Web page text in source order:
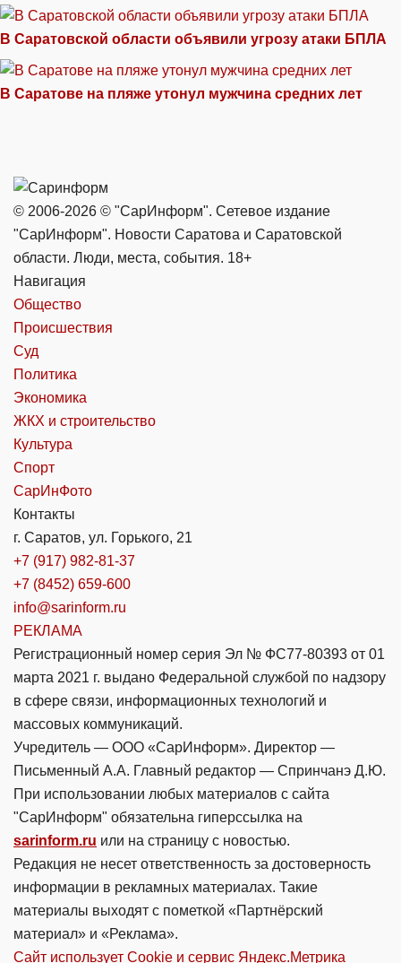
В Саратовской области объявили угрозу атаки БПЛА
В Саратове на пляже утонул мужчина средних лет
© 2006-2026 © "СарИнформ". Сетевое издание
"СарИнформ". Новости Саратова и Саратовской
области. Люди, места, события. 18+
Навигация
Общество
Происшествия
Суд
Политика
Экономика
ЖКХ и строительство
Культура
Спорт
СарИнФото
Контакты
г. Саратов, ул. Горького, 21
+7 (917) 982-81-37
+7 (8452) 659-600
info@sarinform.ru
РЕКЛАМА
Регистрационный номер серия Эл № ФС77-80393 от 01
марта 2021 г. выдано Федеральной службой по надзору
в сфере связи, информационных технологий и
массовых коммуникаций.
Учредитель — ООО «СарИнформ». Директор —
Письменный А.А. Главный редактор — Спринчанэ Д.Ю.
При использовании любых материалов с сайта
"СарИнформ" обязательна гиперссылка на
sarinform.ru или на страницу с новостью.
Редакция не несет ответственность за достоверность
информации в рекламных материалах. Такие
материалы выходят с пометкой «Партнёрский
материал» и «Реклама».
Сайт использует Cookie и сервиc Яндекс.Метрика